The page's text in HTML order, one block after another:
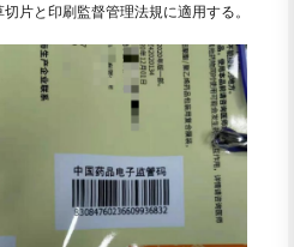
切片と印刷監督管理法規に適用する。